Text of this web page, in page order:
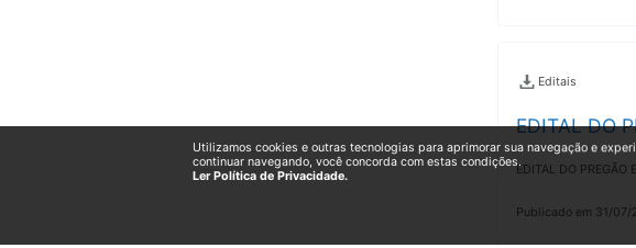
Utilizamos cookies e outras tecnologias para aprimorar sua navegação e
continuar navegando, você concorda com estas condições.
Ler Política de Privacidade.
Editais
EDITAL DO
EDITAL DO PREGÃO
Publicado em 31/07/